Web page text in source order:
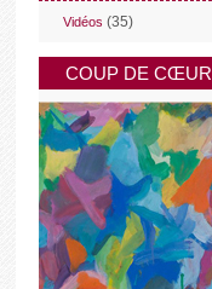
Vidéos (35)
COUP DE CŒUR